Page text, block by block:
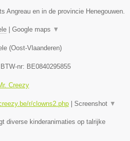
Angreau en in de provincie Henegouwen.
Google maps ▼
(Oost-Vlaanderen)
nr: BE0840295855
Creezy
r/clowns2.php Screenshot ▼
diverse kinderanimaties op talrijke